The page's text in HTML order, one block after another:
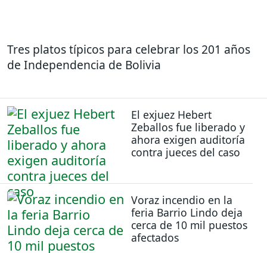
Tres platos típicos para celebrar los 201 años
de Independencia de Bolivia
El exjuez Hebert
Zeballos fue liberado y
ahora exigen auditoría
contra jueces del caso
Voraz incendio en la
feria Barrio Lindo deja
cerca de 10 mil puestos
afectados